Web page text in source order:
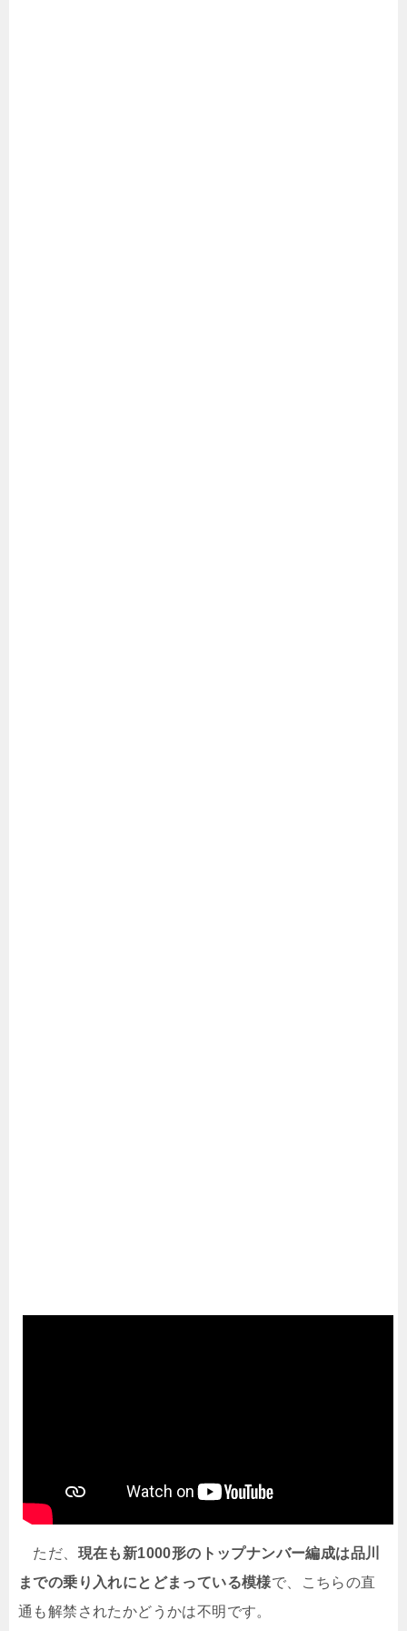
ただ、 現在も新1000形のトップナンバー編成は品川
までの乗り入れにとどまっている模様で、こちらの直
通も解禁されたかどうかは不明です。